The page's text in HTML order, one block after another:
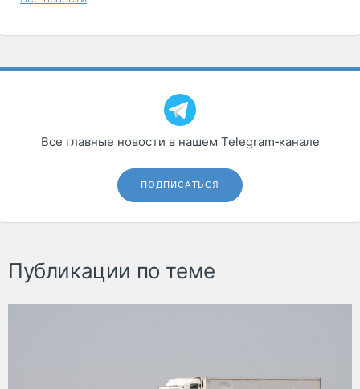
Все главные новости в нашем Telegram‑канале
ПОДПИСАТЬСЯ
Публикации по теме